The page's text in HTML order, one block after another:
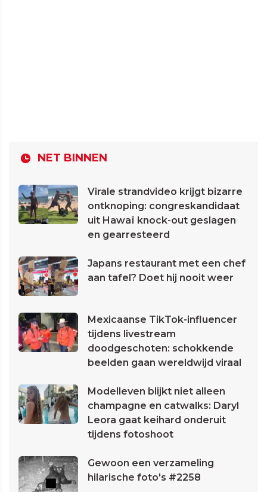
NET BINNEN
Virale strandvideo krijgt bizarre
ontknoping: congreskandidaat
uit Hawaï knock-out geslagen
en gearresteerd
Japans restaurant met een chef
aan tafel? Doet hij nooit weer
Mexicaanse TikTok-influencer
tijdens livestream
doodgeschoten: schokkende
beelden gaan wereldwijd viraal
Modelleven blijkt niet alleen
champagne en catwalks: Daryl
Leora gaat keihard onderuit
tijdens fotoshoot
Gewoon een verzameling
hilarische foto's #2258